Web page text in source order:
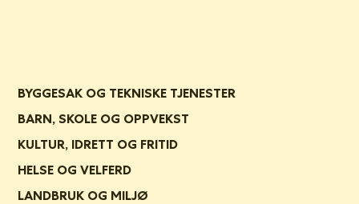
BYGGESAK OG TEKNISKE TJENESTER
BARN, SKOLE OG OPPVEKST
KULTUR, IDRETT OG FRITID
HELSE OG VELFERD
LANDBRUK OG MILJØ